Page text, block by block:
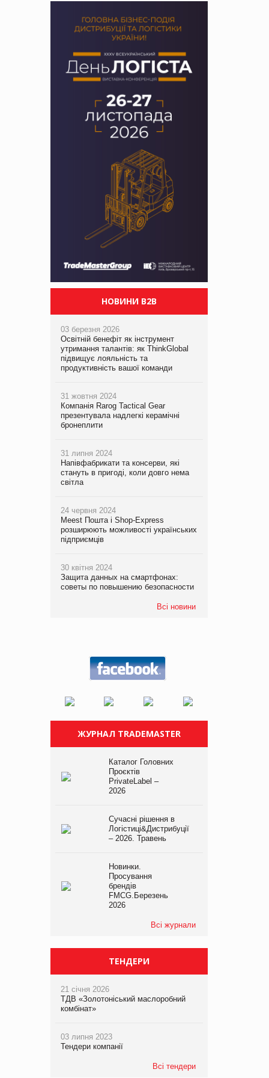
НОВИНИ B2B
03 березня 2026
Освітній бенефіт як інструмент
утримання талантів: як ThinkGlobal
підвищує лояльність та
продуктивність вашої команди
31 жовтня 2024
Компанія Rarog Tactical Gear
презентувала надлегкі керамічні
бронеплити
31 липня 2024
Напівфабрикати та консерви, які
стануть в пригоді, коли довго нема
світла
24 червня 2024
Meest Пошта і Shop-Express
розширюють можливості українських
підприємців
30 квітня 2024
Защита данных на смартфонах:
советы по повышению безопасности
Всі новини
ЖУРНАЛ TRADEMASTER
Каталог Головних
Проєктів
PrivateLabel –
2026
Сучасні рішення в
Логістиці&Дистрибуції
– 2026. Травень
Новинки.
Просування
брендів
FMCG.Березень
2026
Всі журнали
ТЕНДЕРИ
21 січня 2026
ТДВ «Золотоніський маслоробний
комбінат»
03 липня 2023
Тендери компанії
Всі тендери